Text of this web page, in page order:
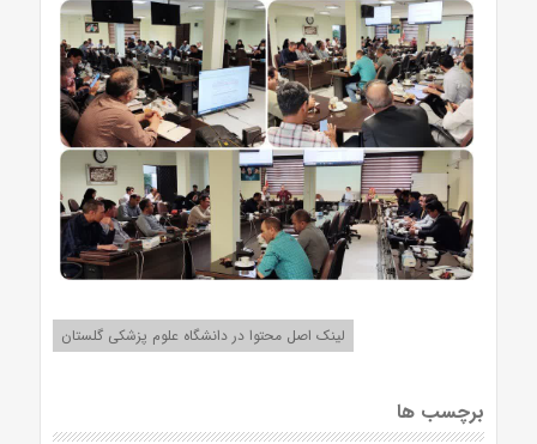
لینک اصل محتوا در دانشگاه علوم پزشکی گلستان
برچسب ها